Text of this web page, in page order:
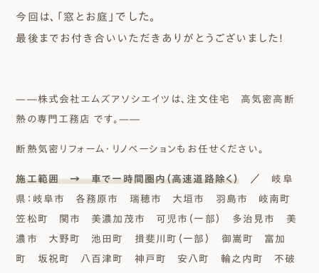
今回は、「窓とお庭 」でした。
最後までお付き合いいただきありがとうございました！
—―株式会社エムズアソシエイツは、注文住宅 高気密高断
熱の専門工務店 です。—―
断熱気密リフォーム・リノベーションもお任せください。
施工範囲 → 車で一時間圏内（高速道路除く） ／ 岐阜
県：岐阜市 各務原市 瑞穂市 大垣市 羽島市 岐南町
笠松町 関市 美濃加茂市 可児市（一部） 多治見市 美
濃市 大野町 池田町 揖斐川町（一部） 御嵩町 富加
町 坂祝町 八百津町 神戸町 安八町 輪之内町 不破